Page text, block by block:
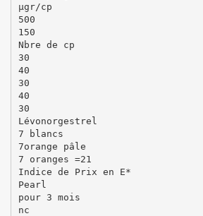
µgr/cp
500
150
Nbre de cp
30
40
30
40
30
Lévonorgestrel
7 blancs
7orange pâle
7 oranges =21
Indice de Prix en E*
Pearl
pour 3 mois
nc